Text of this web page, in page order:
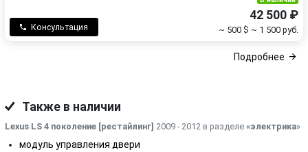
Консультация
42 500 ₽
~ 500 $ ~ 1 500 руб.
Подробнее
Также в наличии
Lexus LS 4 поколение [рестайлинг] 2009 - 2012 в разделе «электрика»
модуль управления двери